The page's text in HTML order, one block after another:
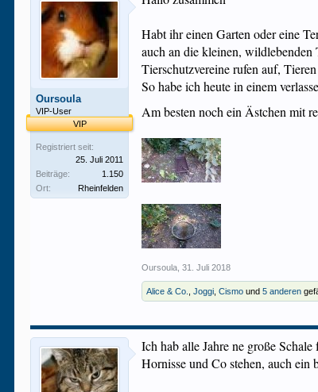
Oursoula
VIP-User
VIP
Registriert seit:
25. Juli 2011
Beiträge:
1.150
Ort:
Rheinfelden
Habt ihr einen Garten oder eine
auch an die kleinen, wildlebenden
Tierschutzvereine rufen auf,
So habe ich heute in einem
Am besten noch ein Ästchen mit
Oursoula 31. Juli 2018
Alice & Co. ,Joggi ,Cismo und5 anderen
Ich hab alle Jahre ne große
Hornisse und Co stehen, auch